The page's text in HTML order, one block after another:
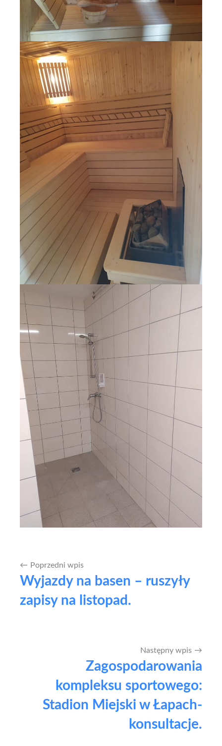
Nawigacja
wpisu
Poprzedni wpis
Wyjazdy na basen – ruszyły
zapisy na listopad.
Następny wpis
Zagospodarowania
kompleksu sportowego:
Stadion Miejski w Łapach-
konsultacje.